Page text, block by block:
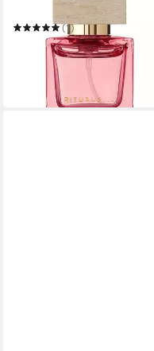
Hanami Travel Parfum 15 ml
(1)
29,99 € 39,99 €
(199,93 €/ 100 ml)
in 3-4 Werktagen bei dir